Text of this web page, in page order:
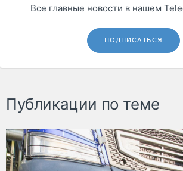
Все главные новости в нашем
ПОДПИСАТЬСЯ
Публикации по теме